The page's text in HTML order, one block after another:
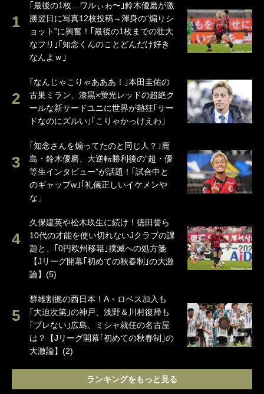
｢最後の1枚…ワルぃゎ〜｣鈴木優磨が激
勝翌日に写真12枚投稿→渾身の“煽りシ
ョット”に興奮！｢最後の1枚までの壮大
なフリ｣｢知念くんのことどんだけ好き
なんよｗ｣
｢なんじゃこりゃあああ！｣本田圭佑の
古巣ミラン、漆黒×蛍光レッドの超絶ク
ールな新サードユニに世界が熱狂｢サー
ドなのにズルい｣｢こりゃかっけえわ｣
｢知念さんを煽ってたのと同じ人？｣鹿
島・鈴木優磨、大逆転勝利後の“超・優
等生インタビュー”が話題！｢試合中と
のギャップw｣｢礼儀正しいイケメンや
な」
久保建英や松木玖生に続け！徳田誉ら
10代の才能を使い切れないJクラブの課
題と、｢0円欧州移籍｣撲滅への処方箋
【Jリーグ開幕｢初めての秋春制｣の大激
論】(5)
群雄割拠の西日本！A・ロペス加入も
｢大迫次第｣の神戸、浅野＆川村復帰も
｢ブレない｣広島、ミシャ就任の名古屋
は？【Jリーグ開幕｢初めての秋春制｣の
大激論】(2)
ランキングをもっと見る